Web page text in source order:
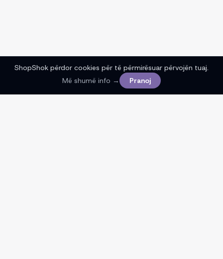
ShopShok përdor cookies për të përmirësuar përvojën tuaj.
Më shumë info →
Pranoj